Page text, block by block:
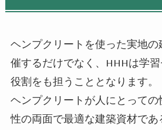
ヘンプクリートを使った実地の
催するだけでなく、 HHHは学
役割をも担うこととな ります。
ヘンプクリートが人にとって
性の両面で最適な建築資材で